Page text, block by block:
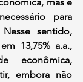
para
sentido,
13,75% a.a.,
econômica,
embora não